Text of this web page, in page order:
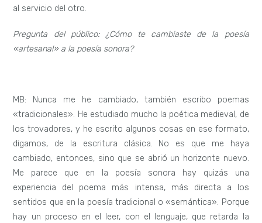
al servicio del otro.
Pregunta del público: ¿Cómo te cambiaste de la poesía
«artesanal» a la poesía sonora?
MB: Nunca me he cambiado, también escribo poemas
«tradicionales». He estudiado mucho la poética medieval, de
los trovadores, y he escrito algunos cosas en ese formato,
digamos, de la escritura clásica. No es que me haya
cambiado, entonces, sino que se abrió un horizonte nuevo.
Me parece que en la poesía sonora hay quizás una
experiencia del poema más intensa, más directa a los
sentidos que en la poesía tradicional o «semántica». Porque
hay un proceso en el leer, con el lenguaje, que retarda la